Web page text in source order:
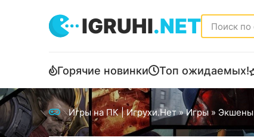
IGRUHI.NET
Горячие новинки Топ ожидаемых!
Игры на ПК | Игрухи.Нет»Игры» Экшены